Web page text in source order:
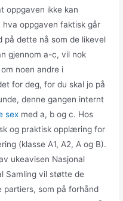
oppgaven ikke kan
hva oppgaven faktisk går
på dette nå som de likevel
gjennom a-c, vil nok
noen andre i
for deg, for du skal jo på
denne gangen internt
sex med a, b og c. Hos
og praktisk opplæring for
(klasse A1, A2, A og B).
ukeavisen Nasjonal
Samling vil støtte de
partiers, som på forhånd